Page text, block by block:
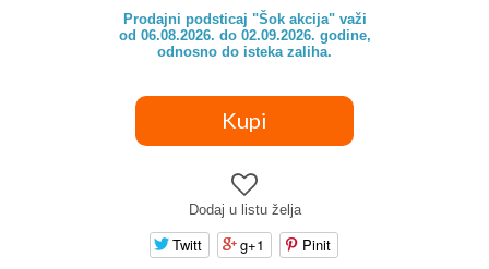
Prodajni podsticaj "Šok akcija" važi
od 06.08.2026. do 02.09.2026. godine,
odnosno do isteka zaliha.
Dodaj u listu želja
Twitt g+1 Pinit